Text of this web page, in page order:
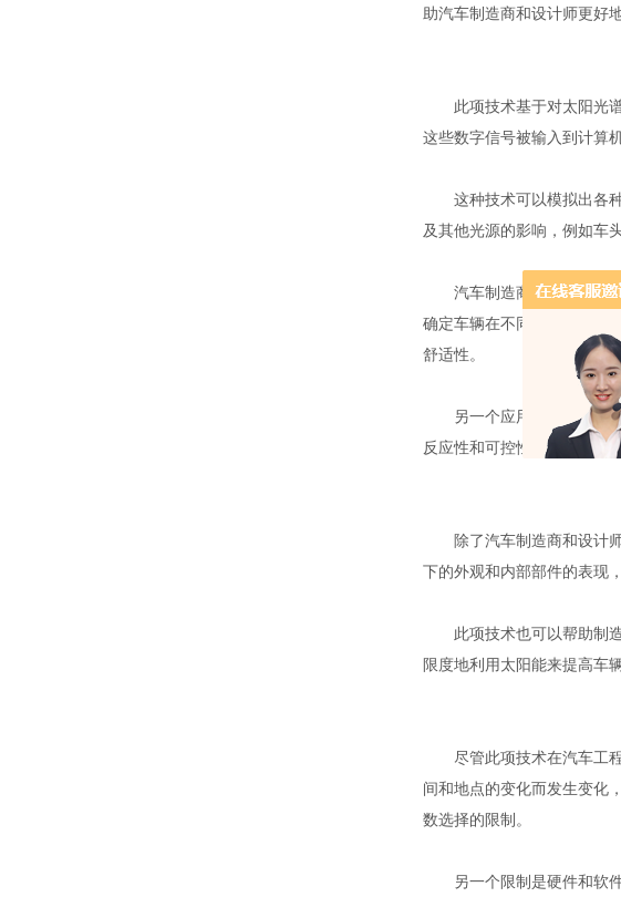
助汽车制造商和设计师更好
此项技术基于对太阳光谱
这些数字信号被输入到计算
这种技术可以模拟出各种
及其他光源的影响，例如车
汽车制造商和设计师使用
确定车辆在不同环境中的外
舒适性。
另一个应用技术的领域是
反应性和可控性。这种测试
除了汽车制造商和设计师
下的外观和内部部件的表现
此项技术也可以帮助制造
限度地利用太阳能来提高车
尽管此项技术在汽车工程
间和地点的变化而发生变化
数选择的限制。
另一个限制是硬件和软件